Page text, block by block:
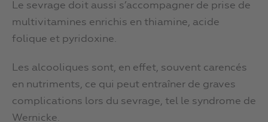
Le sevrage doit aussi s’accompagner de prise de
multivitamines enrichis en thiamine, acide
folique et pyridoxine.
Les alcooliques sont, en effet, souvent carencés
en nutriments, ce qui peut entraîner de graves
complications lors du sevrage, tel le syndrome de
Wernicke.